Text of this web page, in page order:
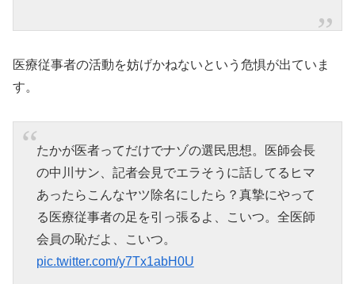
医療従事者の活動を妨げかねないという危惧が出ていま
す。
たかが医者ってだけでナゾの選民思想。医師会長
の中川サン、記者会見でエラそうに話してるヒマ
あったらこんなヤツ除名にしたら？真摯にやって
る医療従事者の足を引っ張るよ、こいつ。全医師
会員の恥だよ、こいつ。
pic.twitter.com/y7Tx1abH0U